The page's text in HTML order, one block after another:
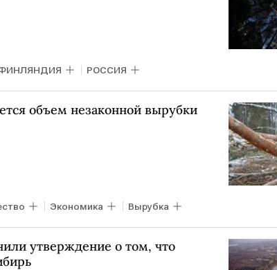
РОССИЯ
объем незаконной вырубки
Экономика Вырубка
утверждение о том, что